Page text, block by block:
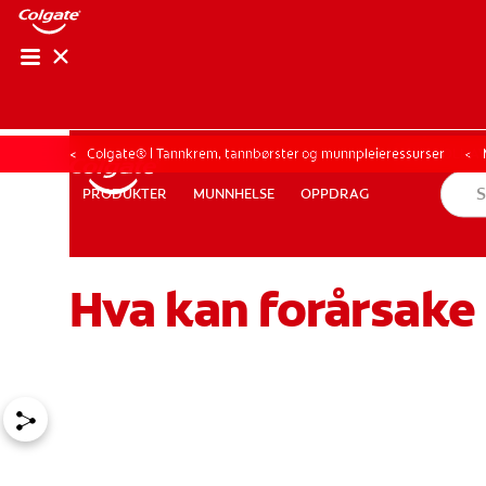
PRODUKTER MUNNHELSE OPPDRAG
FOR FAGFOLK NO (NB) REGISTRER DEG
PRODUKTER MUNNHELSE OPPDRAG
KONTROLL
Colgate® | Tannkrem, tannbørster og munnpleieressurser
Hva kan